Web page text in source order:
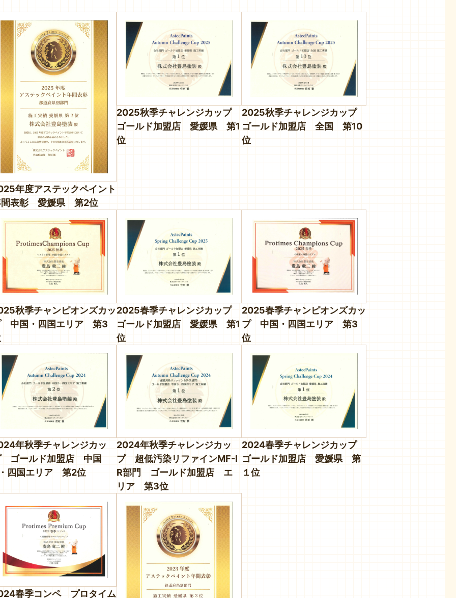
年度アステックペイント
間表彰 愛媛県 第2位
2025秋季チャレンジカップ
ゴールド加盟店 愛媛県 第1
位
2025秋季チャレンジカップ
ゴールド加盟店 全国 第10
位
秋季チャンピオンズカッ
中国・四国エリア 第3
2025春季チャレンジカップ
ゴールド加盟店 愛媛県 第1
位
2025春季チャンピオンズカッ
プ 中国・四国エリア 第3
位
年秋季チャレンジカッ
ゴールド加盟店 中国
四国エリア 第2位
2024年秋季チャレンジカッ
プ 超低汚染リファインMF-I
R部門 ゴールド加盟店 エ
リア 第3位
2024春季チャレンジカップ
ゴールド加盟店 愛媛県 第
１位
春季コンペ プロタイム